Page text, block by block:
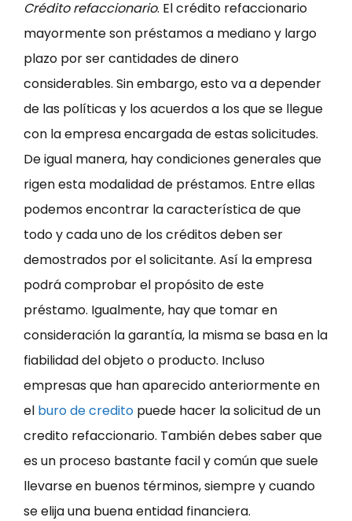
Crédito refaccionario. El crédito refaccionario
mayormente son préstamos a mediano y largo
plazo por ser cantidades de dinero
considerables. Sin embargo, esto va a depender
de las políticas y los acuerdos a los que se llegue
con la empresa encargada de estas solicitudes.
De igual manera, hay condiciones generales que
rigen esta modalidad de préstamos. Entre ellas
podemos encontrar la característica de que
todo y cada uno de los créditos deben ser
demostrados por el solicitante. Así la empresa
podrá comprobar el propósito de este
préstamo. Igualmente, hay que tomar en
consideración la garantía, la misma se basa en la
fiabilidad del objeto o producto. Incluso
empresas que han aparecido anteriormente en
el buro de credito puede hacer la solicitud de un
credito refaccionario. También debes saber que
es un proceso bastante facil y común que suele
llevarse en buenos términos, siempre y cuando
se elija una buena entidad financiera.